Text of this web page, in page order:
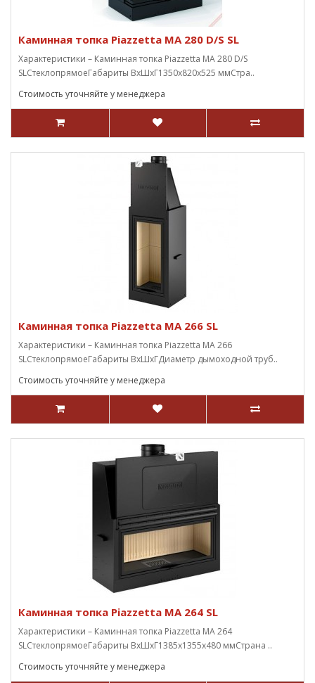
Каминная топка Piazzetta MA 280 D/S SL
Характеристики – Каминная топка Piazzetta MA 280 D/S
SLСтеклопрямоеГабариты ВxШxГ1350х820х525 ммСтра..
Стоимость уточняйте у менеджера
Каминная топка Piazzetta MA 266 SL
Характеристики – Каминная топка Piazzetta MA 266
SLСтеклопрямоеГабариты ВxШxГДиаметр дымоходной труб..
Стоимость уточняйте у менеджера
Каминная топка Piazzetta MA 264 SL
Характеристики – Каминная топка Piazzetta MA 264
SLСтеклопрямоеГабариты ВxШxГ1385х1355х480 ммСтрана ..
Стоимость уточняйте у менеджера